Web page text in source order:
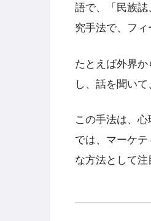
語で、「民族
究手法で、フィ
たとえば外界
し、話を聞い
この手法は、
では、マーケ
な方法として注